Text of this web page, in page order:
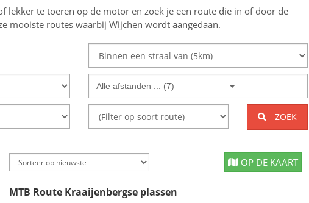
lekker te toeren op de motor en zoek je een route die in of door de
mooiste routes waarbij Wijchen wordt aangedaan.
Alle afstanden ... (7)
ZOEK
OP DE KAART
MTB Route Kraaijenbergse plassen